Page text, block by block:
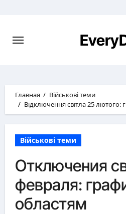
Главная
Військові теми
Відключення світла 25 лютого:
Військові теми
Отключения
февраля:
областям